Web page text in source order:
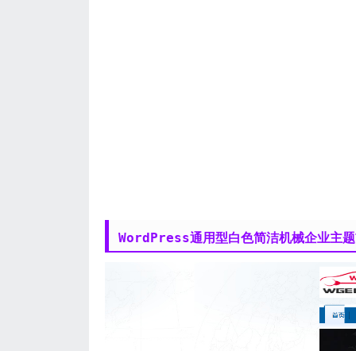
WordPress通用型白色简洁机械企业主